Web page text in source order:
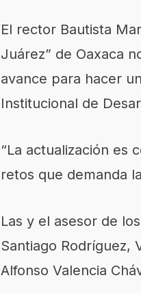
El rector Bautista
Juárez” de Oaxaca
avance para hacer
Institucional de
“La actualización es
retos que demanda
Las y el asesor de
Santiago Rodríguez,
Alfonso Valencia